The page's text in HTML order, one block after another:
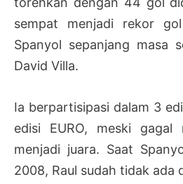
sempat menjadi rekor
Spanyol sepanjang masa
David Villa.
Ia berpartisipasi dalam 3
edisi EURO, meski gagal
menjadi juara. Saat
2008, Raul sudah tidak ada